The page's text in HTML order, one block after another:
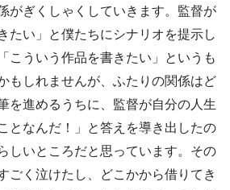
がぎくしゃくしていきます。監督が
たい」と僕たちにシナリオを提示し
こういう作品を書きたい」というも
もしれませんが、ふたりの関係はど
を進めるうちに、監督が自分の人生
となんだ！」と答えを導き出したの
しいところだと思っています。その
ごく泣けたし、どこかから借りてき